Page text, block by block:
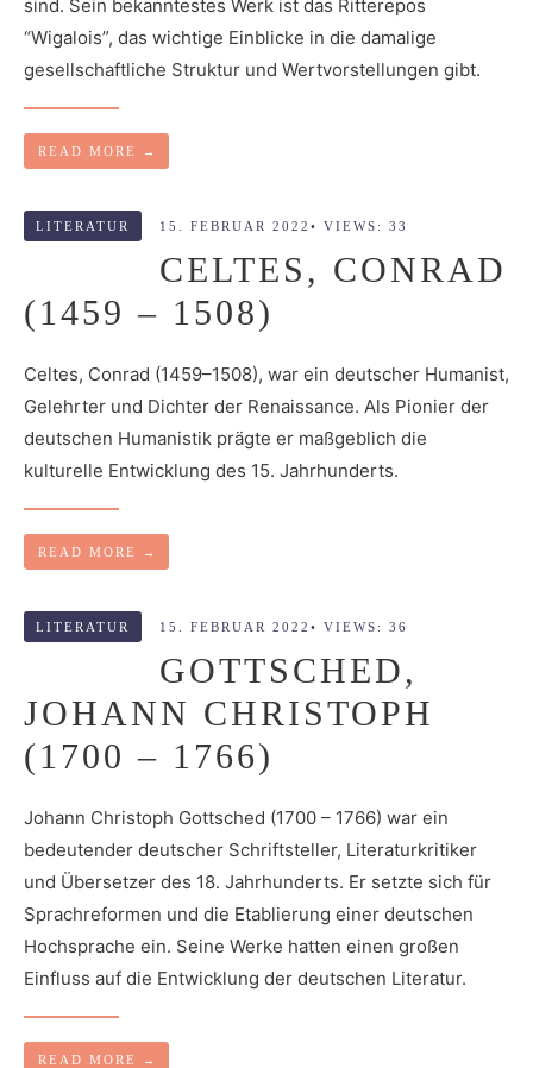
sind. Sein bekanntestes Werk ist das Ritterepos
“Wigalois”, das wichtige Einblicke in die damalige
gesellschaftliche Struktur und Wertvorstellungen gibt.
READ MORE →
LITERATUR 15. FEBRUAR 2022 • VIEWS: 33
CELTES, CONRAD
(1459 – 1508)
Celtes, Conrad (1459–1508), war ein deutscher Humanist,
Gelehrter und Dichter der Renaissance. Als Pionier der
deutschen Humanistik prägte er maßgeblich die
kulturelle Entwicklung des 15. Jahrhunderts.
READ MORE →
LITERATUR 15. FEBRUAR 2022 • VIEWS: 36
GOTTSCHED,
JOHANN CHRISTOPH
(1700 – 1766)
Johann Christoph Gottsched (1700 – 1766) war ein
bedeutender deutscher Schriftsteller, Literaturkritiker
und Übersetzer des 18. Jahrhunderts. Er setzte sich für
Sprachreformen und die Etablierung einer deutschen
Hochsprache ein. Seine Werke hatten einen großen
Einfluss auf die Entwicklung der deutschen Literatur.
READ MORE →